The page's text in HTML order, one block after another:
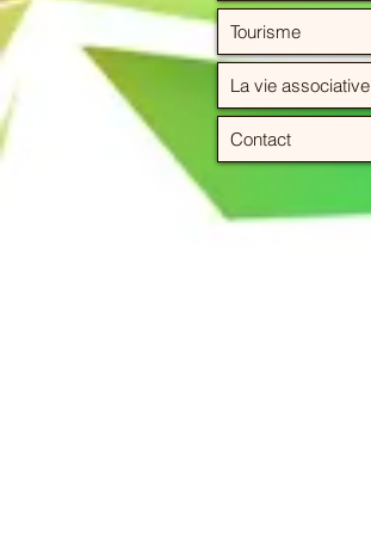
Tourisme
La vie associative
Contact